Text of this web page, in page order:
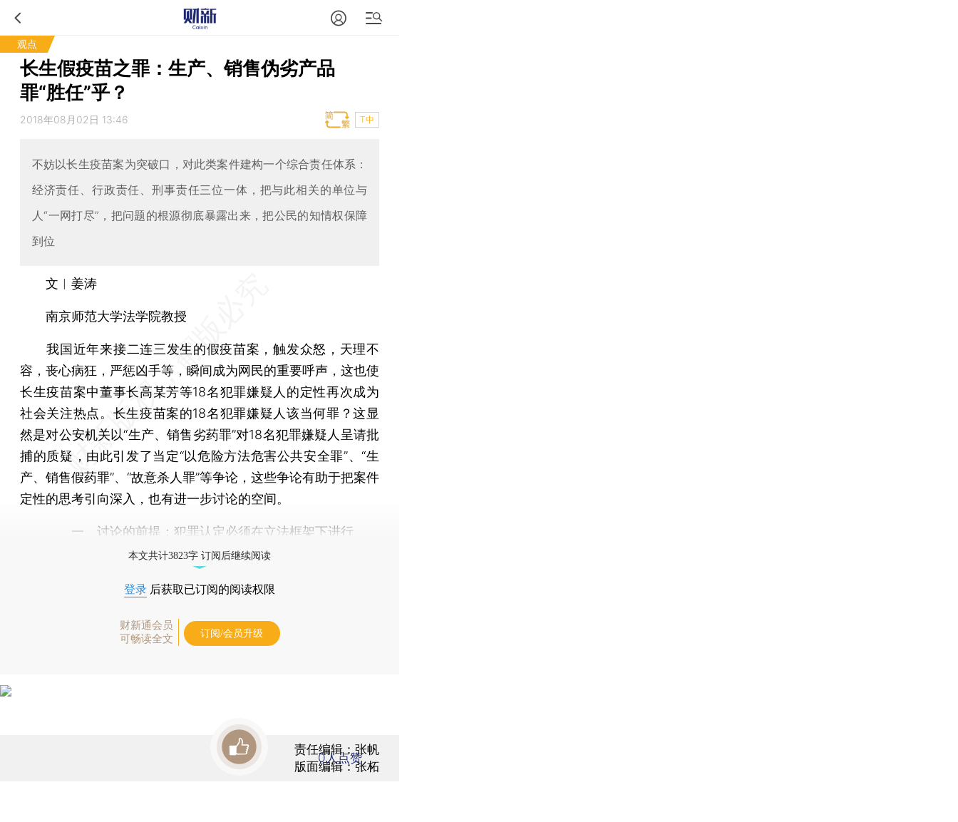
观点
长生假疫苗之罪：生产、销售伪劣产品
罪“胜任”乎？
2018年08月02日 13:46 T中
不妨以长生疫苗案为突破口，对此类案件建构一个综合责任体系：
经济责任、行政责任、刑事责任三位一体，把与此相关的单位与
人“一网打尽”，把问题的根源彻底暴露出来，把公民的知情权保障
到位
文︱姜涛
南京师范大学法学院教授
我国近年来接二连三发生的假疫苗案，触发众怒，天理不
容，丧心病狂，严惩凶手等，瞬间成为网民的重要呼声，这也使
长生疫苗案中董事长高某芳等18名犯罪嫌疑人的定性再次成为
社会关注热点。长生疫苗案的18名犯罪嫌疑人该当何罪？这显
然是对公安机关以“生产、销售劣药罪”对18名犯罪嫌疑人呈请批
捕的质疑，由此引发了当定“以危险方法危害公共安全罪”、“生
产、销售假药罪”、“故意杀人罪”等争论，这些争论有助于把案件
定性的思考引向深入，也有进一步讨论的空间。
一、讨论的前提：犯罪认定必须在立法框架下进行
本文共计3823字 订阅后继续阅读
登录 后获取已订阅的阅读权限
财新通会员
可畅读全文
订阅/会员升级
责任编辑：张帆
版面编辑：张柘
0人点赞